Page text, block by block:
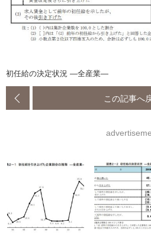
初任給の決定状況 ―全産業―
この記事へ